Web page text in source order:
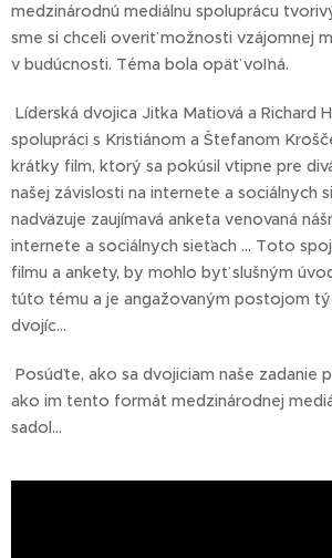
medzinárodnú mediálnu spoluprácu
sme si chceli overiť možnosti vzájomnej
v budúcnosti. Téma bola opäť voľná.
Líderská dvojica Jitka Matiová a Richard
spolupráci s Kristiánom a Štefanom
krátky film, ktorý sa pokúsil vtipne pre
našej závislosti na internete a sociálnych
nadväzuje zaujímavá anketa venovaná
internete a sociálnych sieťach ... Toto
filmu a ankety, by mohlo byť slušným
túto tému a je angažovaným postojom
dvojíc...
Posúďte, ako sa dvojiciam naše zadanie
ako im tento formát medzinárodnej
sadol...